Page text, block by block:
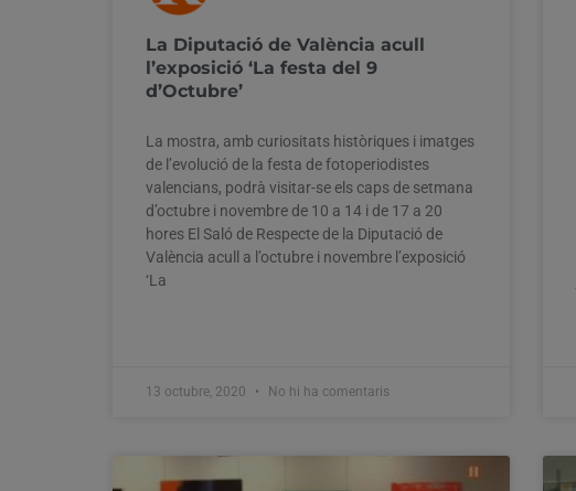
La Diputació de València acull
l’exposició ‘La festa del 9
d’Octubre’
La mostra, amb curiositats històriques i imatges
de l’evolució de la festa de fotoperiodistes
valencians, podrà visitar-se els caps de setmana
d’octubre i novembre de 10 a 14 i de 17 a 20
hores El Saló de Respecte de la Diputació de
València acull a l’octubre i novembre l’exposició
‘La
13 octubre, 2020 No hi ha comentaris